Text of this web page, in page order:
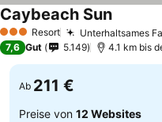
3 SterneResort Unterhaltsames
Caybeach Sun
7,6 Gut 5.149 4.1 km bis
Ab 211 €
Preise von 12 Websites